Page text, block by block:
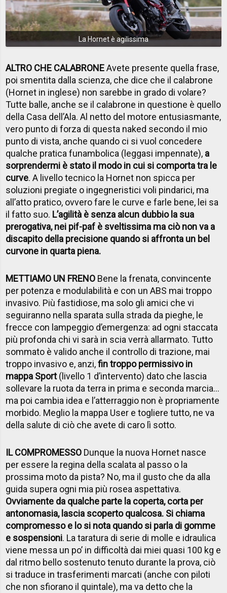
La Hornet è agilissima
ALTRO CHE CALABRONEAvete presente quella frase,
poi smentita dalla scienza, che dice che il calabrone
(Hornet in inglese) non sarebbe in grado di volare?
Tutte balle, anche se il calabrone in questione è quello
della Casa dell’Ala. Al netto del motore entusiasmante,
vero punto di forza di questa naked secondo il mio
punto di vista, anche quando ci si vuol concedere
qualche pratica funambolica (leggasi impennate), a
sorprendermi è stato il modo in cui si comporta tra le
curve. A livello tecnico la Hornet non spicca per
soluzioni pregiate o ingegneristici voli pindarici, ma
all’atto pratico, ovvero fare le curve e farle bene, lei sa
il fatto suo. L’agilità è senza alcun dubbio la sua
prerogativa, nei pif-paf è sveltissima ma ciò non va a
discapito della precisione quando si affronta un bel
curvone in quarta piena.
METTIAMO UN FRENO Bene la frenata, convincente
per potenza e modulabilità e con un ABS mai troppo
invasivo. Più fastidiose, ma solo gli amici che vi
seguiranno nella sparata sulla strada da pieghe, le
frecce con lampeggio d’emergenza: ad ogni staccata
più profonda chi vi sarà in scia verrà allarmato. Tutto
sommato è valido anche il controllo di trazione, mai
troppo invasivo e, anzi,fin troppo permissivo in
mappa Sport(livello 1 d’intervento) dato che lascia
sollevare la ruota da terra in prima e seconda marcia…
ma poi cambia idea e l’atterraggio non è propriamente
morbido. Meglio la mappa User e togliere tutto, ne va
della salute di ciò che avete di caro lì sotto.
IL COMPROMESSO Dunque la nuova Hornet nasce
per essere la regina della scalata al passo o la
prossima moto da pista? No, ma il gusto che da alla
guida supera ogni mia più rosea aspettativa.
Ovviamente da qualche parte la coperta, corta per
antonomasia, lascia scoperto qualcosa. Si chiama
compromesso e lo si nota quando si parla di gomme
e sospensioni. La taratura di serie di molle e idraulica
viene messa un po’ in difficoltà dai miei quasi 100 kg e
dal ritmo bello sostenuto tenuto durante la prova, ciò
si traduce in trasferimenti marcati (anche con piloti
che non sfiorano il quintale), ma va detto che la